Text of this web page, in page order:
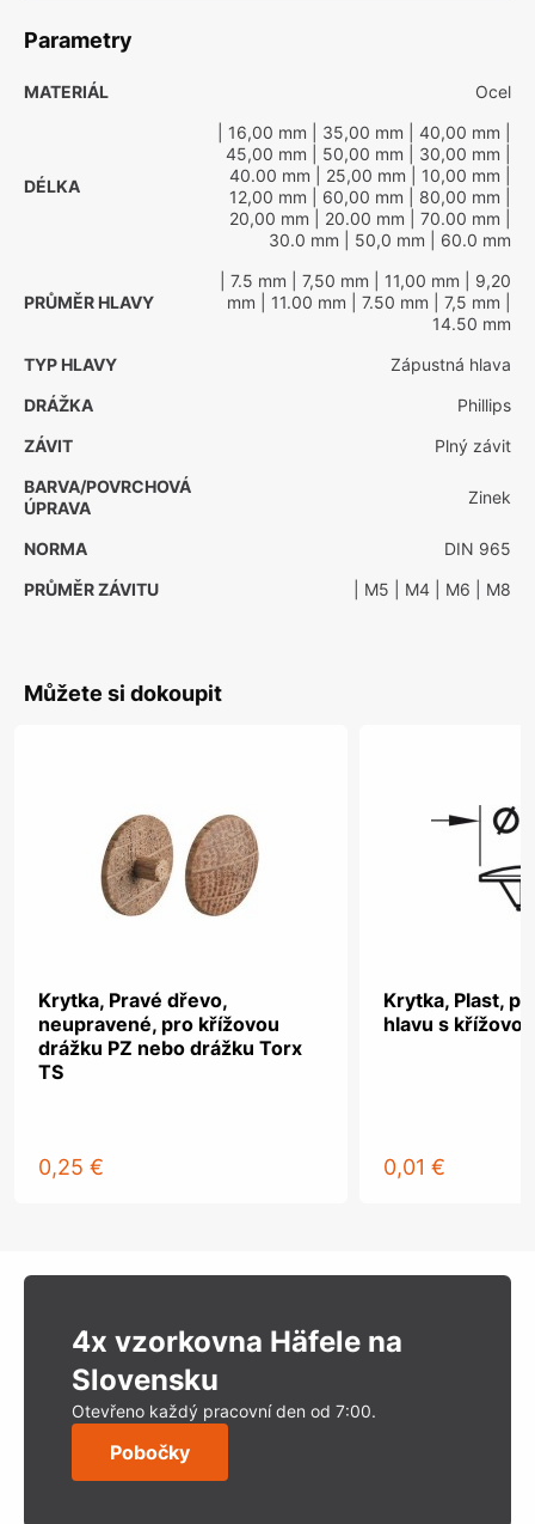
Parametry
MATERIÁL Ocel
DÉLKA
| 16,00 mm | 35,00 mm | 40,00 mm
45,00 mm | 50,00 mm | 30,00 mm
40.00 mm | 25,00 mm | 10,00 mm
12,00 mm | 60,00 mm | 80,00 mm
20,00 mm | 20.00 mm | 70.00 mm
30.0 mm | 50,0 mm | 60.0 mm
PRŮMĚR HLAVY
| 7.5 mm | 7,50 mm | 11,00 mm | 9,20
mm | 11.00 mm | 7.50 mm | 7,5 mm
14.50 mm
TYP HLAVY
Zápustná hlava
DRÁŽKA
Phillips
ZÁVIT
Plný závit
BARVA/POVRCHOVÁ
ÚPRAVA
Zinek
NORMA
DIN 965
PRŮMĚR ZÁVITU
| M5 | M4 | M6 | M8
Můžete si dokoupit
Krytka, Pravé dřevo,
neupravené, pro křížovou
drážku PZ nebo drážku Torx
TS
0,25 €
Krytka, Plast,
hlavu s
0,01 €
4x vzorkovna Häfele na
Slovensku
Otevřeno každý pracovní den od 7:00.
Pobočky